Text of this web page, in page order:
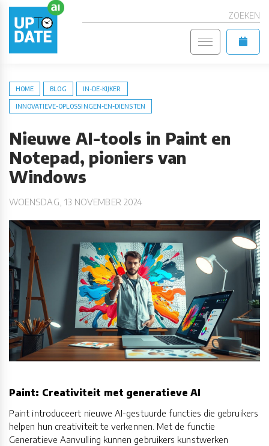
ZOEKEN
HOME BLOG IN-DE-KIJKER
INNOVATIEVE-OPLOSSINGEN-EN-DIENSTEN
Nieuwe AI-tools in Paint en
Notepad, pioniers van
Windows
WOENSDAG, 13 NOVEMBER 2024
Paint: Creativiteit met generatieve AI
Paint introduceert nieuwe AI-gestuurde functies die gebruikers
helpen hun creativiteit te verkennen. Met de functie
Generatieve Aanvulling kunnen gebruikers kunstwerken